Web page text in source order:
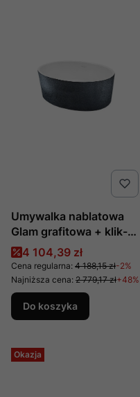
Umywalka nablatowa
Glam grafitowa + klik-
klak biały produkcji
Besco
Cena promocyjna
4 104,39 zł
Cena regularna: 4 188,15 zł-2%
Najniższa cena: 2 779,17 zł+48%
Do koszyka
Okazja